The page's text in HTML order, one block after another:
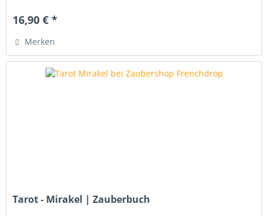
16,90 € *
Merken
Tarot - Mirakel | Zauberbuch